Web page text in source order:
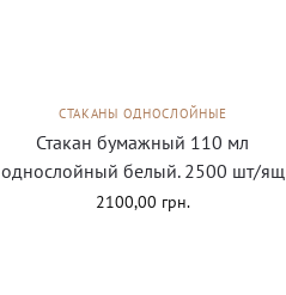
СТАКАНЫ ОДНОСЛОЙНЫЕ
Стакан бумажный 110 мл
однослойный белый. 2500 шт/ящ
2100,00 грн.